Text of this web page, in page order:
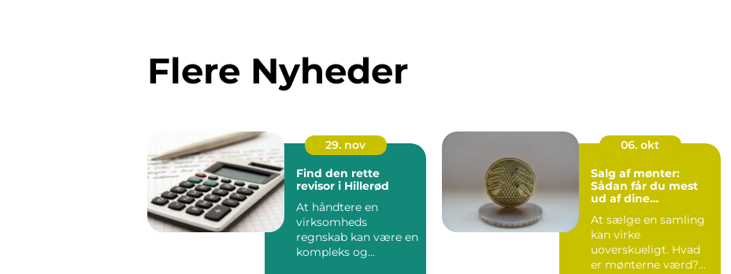
Flere Nyheder
29. nov
Find den rette
revisor i Hillerød
At håndtere en
virksomheds
regnskab kan være en
kompleks og
06. okt
Salg af mønter:
Sådan får du mest
ud af dine
At sælge en samling
kan virke
uoverskueligt. Hvad
er mønterne værd?